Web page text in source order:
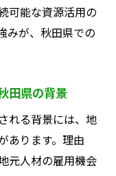
可能な資源活用の
みが、秋田県での
田県の背景
れる背景には、地
あります。理由
元人材の雇用機会